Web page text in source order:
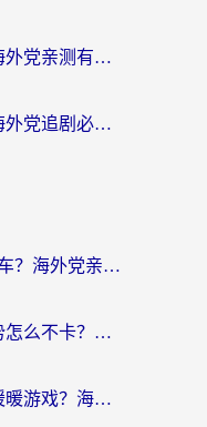
网易云音乐国外怎么下？海外党亲测有效的回国加速器指南
在国外不能看爱奇艺吗？海外党追剧必看的回国加速器选择指南
国外用什么加速器打QQ飞车？海外党亲测有效的国服游戏加速指南
国外玩反恐精英：全球攻势怎么不卡？老玩家亲测的加速器选择指南
国外用什么加速器打奇迹暖暖游戏？海外党国服手游畅玩全攻略（附3款热门游戏实测）